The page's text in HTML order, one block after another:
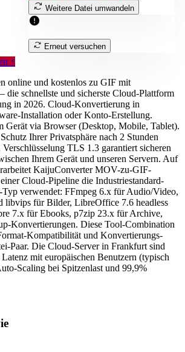
Weitere Datei umwandeln
Erneut versuchen
↑
online und kostenlos zu GIF mit
schnellste und sicherste Cloud-Plattform
in 2026. Cloud-Konvertierung in
Installation oder Konto-Erstellung.
Gerät via Browser (Desktop, Mobile, Tablet).
Ihrer Privatsphäre nach 2 Stunden
TLS 1.3 garantiert sicheren
Ihrem Gerät und unseren Servern. Auf
KaijuConverter MOV-zu-GIF-
Cloud-Pipeline die Industriestandard-
verwendet: FFmpeg 6.x für Audio/Video,
libvips für Bilder, LibreOffice 7.6 headless
7.x für Ebooks, p7zip 23.x für Archive,
Konvertierungen. Diese Tool-Combination
Kompatibilität und Konvertierungs-
Paar. Die Cloud-Server in Frankfurt sind
mit europäischen Benutzern (typisch
Scaling bei Spitzenlast und 99,9%